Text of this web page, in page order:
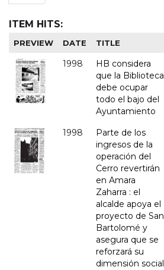
ITEM HITS:
PREVIEW DATE TITLE
1998
HB considera
que la Biblioteca
debe ocupar
todo el bajo del
Ayuntamiento
1998
Parte de los
ingresos de la
operación del
Cerro revertirán
en Amara
Zaharra : el
alcalde apoya el
proyecto de San
Bartolomé y
asegura que se
reforzará su
dimensión social